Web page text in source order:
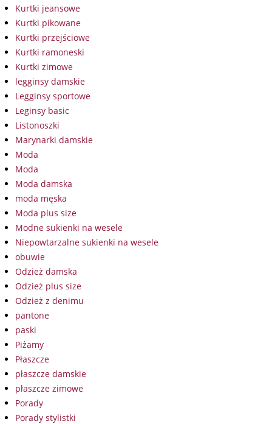
Kurtki jeansowe
Kurtki pikowane
Kurtki przejściowe
Kurtki ramoneski
Kurtki zimowe
legginsy damskie
Legginsy sportowe
Leginsy basic
Listonoszki
Marynarki damskie
Moda
Moda
Moda damska
moda męska
Moda plus size
Modne sukienki na wesele
Niepowtarzalne sukienki na wesele
obuwie
Odzież damska
Odzież plus size
Odzież z denimu
pantone
paski
Piżamy
Płaszcze
płaszcze damskie
płaszcze zimowe
Porady
Porady stylistki